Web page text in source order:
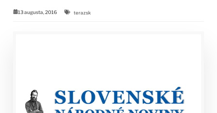
13 augusta, 2016 terazsk